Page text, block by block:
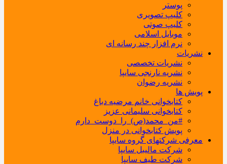
پوستر
کلیپ تصویری
کلیپ صوتی
موبایل اسلامی
نرم افزار چند رسانه ای
نشریات
نشریات تخصصی
نشریه نارنجی سایپا
نشریه رضوان
پویش ها
کتابخوانی خانم مرضیه دباغ
کتابخوانی سلیمانی عزیز
#من_محمد(ص)_را_دوست_دارم
پویش کتابخوانی در منزل
معرفی شرکتهای گروه سایپا
شرکت مالیبل سایپا
شرکت طیف سایپا